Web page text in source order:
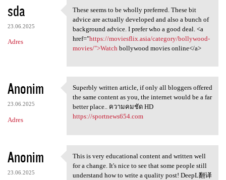
sda
23.06.2025
Adres
These seems to be wholly
These seems to be wholly preferred. These bit
advice are actually developed and also a bunch of
background advice. I prefer who a good deal. <a
href="https://moviesflix.asia/category/bollywood-
movies/">Watch bollywood movies online</a>
Anonim
23.06.2025
Adres
Superbly written article, if
Superbly written article, if only all bloggers offered
the same content as you, the internet would be a far
better place.. ความคมชัด HD
https://sportnews654.com
Anonim
23.06.2025
This is very educational
This is very educational content and written well
for a change. It's nice to see that some people still
understand how to write a quality post! DeepL翻译